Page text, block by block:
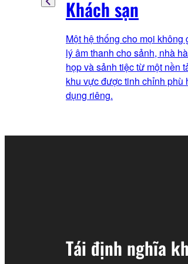
Khách sạn
Một hệ thống cho mọi không
lý âm thanh cho sảnh, nhà
họp và sảnh tiệc từ một nền
khu vực được tinh chỉnh phù
dụng riêng.
Tái định nghĩa